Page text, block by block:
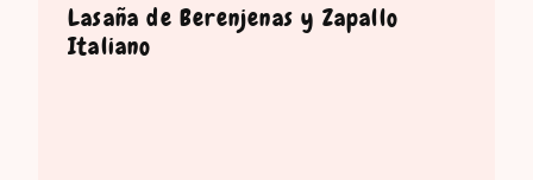
Lasaña de Berenjenas y Zapallo
Italiano